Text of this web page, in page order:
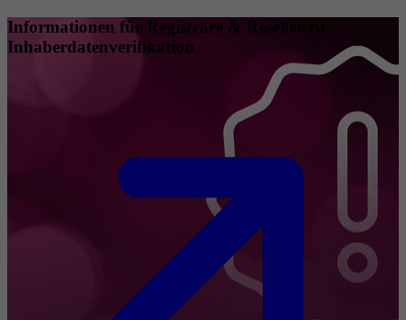
Informationen für Registrare & Reseller zu
Inhaberdatenverifikation